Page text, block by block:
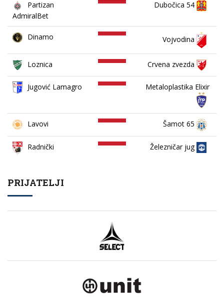
Partizan
AdmiralBet
Dubočica 54
Dinamo Vojvodina
Loznica Crvena zvezda
Jugović Lamagro Metaloplastika Elixir
Lavovi Šamot 65
Radnički Železničar jug
PRIJATELJI